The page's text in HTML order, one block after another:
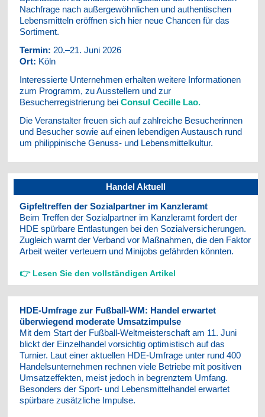
Nachfrage nach außergewöhnlichen und authentischen
Lebensmitteln eröffnen sich hier neue Chancen für das
Sortiment.
Termin: 20.–21. Juni 2026
Ort: Köln
Interessierte Unternehmen erhalten weitere Informationen
zum Programm, zu Ausstellern und zur
Besucherregistrierung bei Consul Cecille Lao.
Die Veranstalter freuen sich auf zahlreiche Besucherinnen
und Besucher sowie auf einen lebendigen Austausch rund
um philippinische Genuss- und Lebensmittelkultur.
Handel Aktuell
Gipfeltreffen der Sozialpartner im Kanzleramt
Beim Treffen der Sozialpartner im Kanzleramt fordert der
HDE spürbare Entlastungen bei den Sozialversicherungen.
Zugleich warnt der Verband vor Maßnahmen, die den Faktor
Arbeit weiter verteuern und Minijobs gefährden könnten.
👉Lesen Sie den vollständigen Artikel
HDE-Umfrage zur Fußball-WM: Handel erwartet
überwiegend moderate Umsatzimpulse
Mit dem Start der Fußball-Weltmeisterschaft am 11. Juni
blickt der Einzelhandel vorsichtig optimistisch auf das
Turnier. Laut einer aktuellen HDE-Umfrage unter rund 400
Handelsunternehmen rechnen viele Betriebe mit positiven
Umsatzeffekten, meist jedoch in begrenztem Umfang.
Besonders der Sport- und Lebensmittelhandel erwartet
spürbare zusätzliche Impulse.